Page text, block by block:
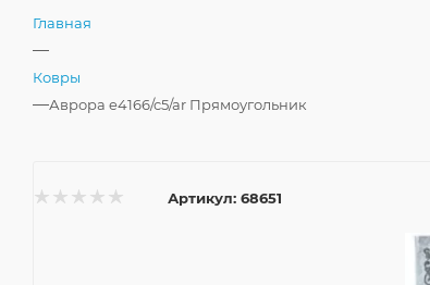
Главная
—
Ковры
—Аврора e4166/c5/ar Прямоугольник
Артикул: 68651